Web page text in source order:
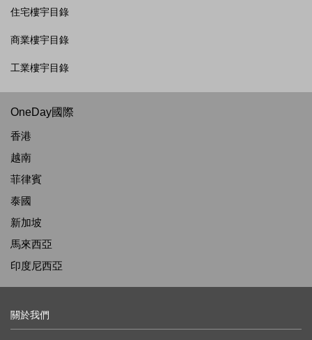
住宅樓宇目錄
商業樓宇目錄
工業樓宇目錄
OneDay國際
香港
越南
菲律賓
泰國
新加坡
馬來西亞
印度尼西亞
關於我們